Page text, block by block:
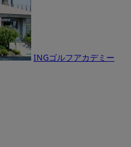
INGゴルフアカデミー